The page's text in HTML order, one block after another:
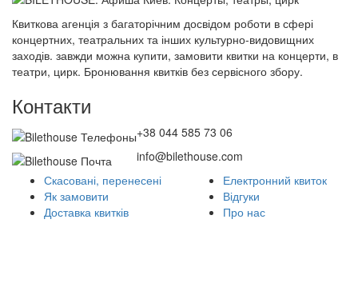
Квиткова агенція з багаторічним досвідом роботи в сфері
концертних, театральних та інших культурно-видовищних
заходів. завжди можна купити, замовити квитки на концерти, в
театри, цирк. Бронювання квитків без сервісного збору.
Контакти
+38 044 585 73 06
info@bilethouse.com
Скасовані, перенесені
Як замовити
Доставка квитків
Електронний квиток
Відгуки
Про нас